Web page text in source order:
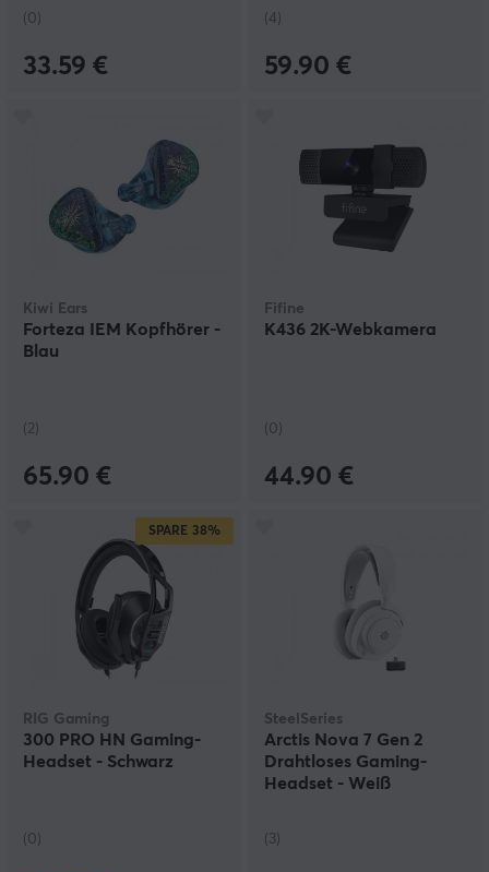
(0)
33.59 €
(4)
59.90 €
Kiwi Ears
Forteza IEM Kopfhörer -
Blau
(2)
65.90 €
Fifine
K436 2K-Webkamera
(0)
44.90 €
SPARE 38%
RIG Gaming
300 PRO HN Gaming-
Headset - Schwarz
(0)
SteelSeries
Arctis Nova 7 Gen 2
Drahtloses Gaming-
Headset - Weiß
(3)